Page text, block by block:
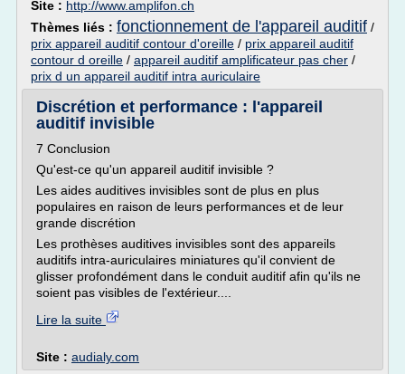
Site : http://www.amplifon.ch
Thèmes liés : fonctionnement de l'appareil auditif /
prix appareil auditif contour d'oreille / prix appareil auditif
contour d oreille / appareil auditif amplificateur pas cher /
prix d un appareil auditif intra auriculaire
Discrétion et performance : l'appareil
auditif invisible
7 Conclusion
Qu'est-ce qu'un appareil auditif invisible ?
Les aides auditives invisibles sont de plus en plus
populaires en raison de leurs performances et de leur
grande discrétion
Les prothèses auditives invisibles sont des appareils
auditifs intra-auriculaires miniatures qu'il convient de
glisser profondément dans le conduit auditif afin qu'ils ne
soient pas visibles de l'extérieur....
Lire la suite
Site : audialy.com